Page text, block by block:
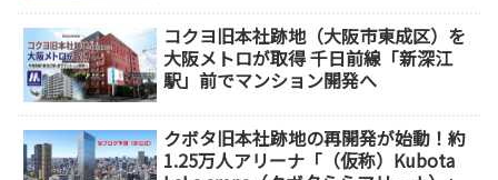
コクヨ旧本社跡地（大阪市東成区）を
大阪メトロが取得 千日前線「新深江
駅」前でマンション開発へ
クボタ旧本社跡地の再開発が始動！約
1.25万人アリーナ「（仮称）Kubota